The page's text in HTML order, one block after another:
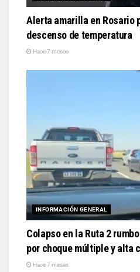
Alerta amarilla en Rosario
descenso de temperatura
Hace 7 meses
INFORMACIÓN GENERAL
Colapso en la Ruta 2
por choque múltiple y alta
Hace 7 meses